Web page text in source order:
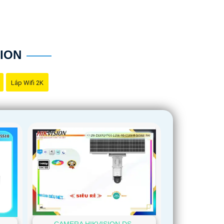
tiền của mọi người.
cần kỹ năng chuyên môn.
ninh uy tín. Với đội ngũ nhân viên chuyên
thông minh với giá cả phải chăng và hình
giá rẻ và chất lượng.
Lắp Wifi 2K